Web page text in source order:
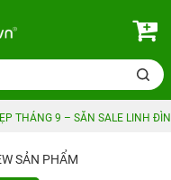
THÁNG 9 – SĂN SALE LINH
SẢN PHẨM